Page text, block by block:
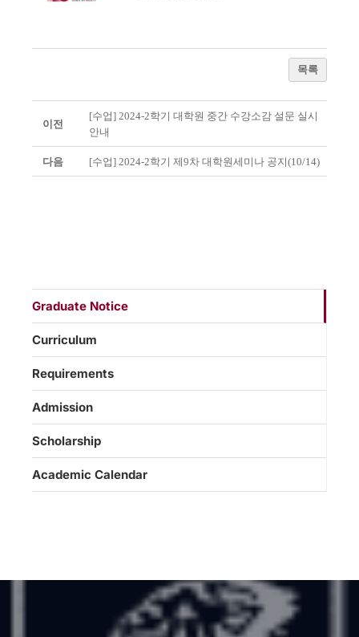
목록
이전
[수업] 2024-2학기 대학원 중간 수강소감 설문 실시
안내
다음 [수업] 2024-2학기 제9차 대학원세미나 공지(10/14)
Graduate Notice
Curriculum
Requirements
Admission
Scholarship
Academic Calendar